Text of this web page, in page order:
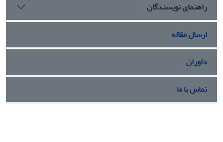
راهنمای نویسندگان
ارسال مقاله
داوران
تماس با ما